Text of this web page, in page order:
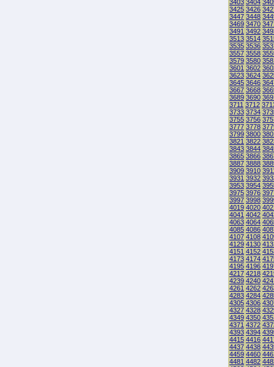
3403 3404
3425 3426
3447 3448
3469 3470
3491 3492
3513 3514
3535 3536
3557 3558
3579 3580
3601 3602
3623 3624
3645 3646
3667 3668
3689 3690
3711 3712
3733 3734
3755 3756
3777 3778
3799 3800
3821 3822
3843 3844
3865 3866
3887 3888
3909 3910
3931 3932
3953 3954
3975 3976
3997 3998
4019 4020
4041 4042
4063 4064
4085 4086
4107 4108
4129 4130
4151 4152
4173 4174
4195 4196
4217 4218
4239 4240
4261 4262
4283 4284
4305 4306
4327 4328
4349 4350
4371 4372
4393 4394
4415 4416
4437 4438
4459 4460
4481 4482